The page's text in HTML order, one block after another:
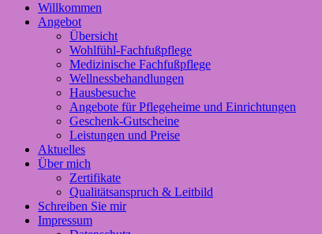
Willkommen
Angebot
Übersicht
Wohlfühl-Fachfußpflege
Medizinische Fachfußpflege
Wellnessbehandlungen
Hausbesuche
Angebote für Pflegeheime und Einrichtungen
Geschenk-Gutscheine
Leistungen und Preise
Aktuelles
Über mich
Zertifikate
Qualitätsanspruch & Leitbild
Schreiben Sie mir
Impressum